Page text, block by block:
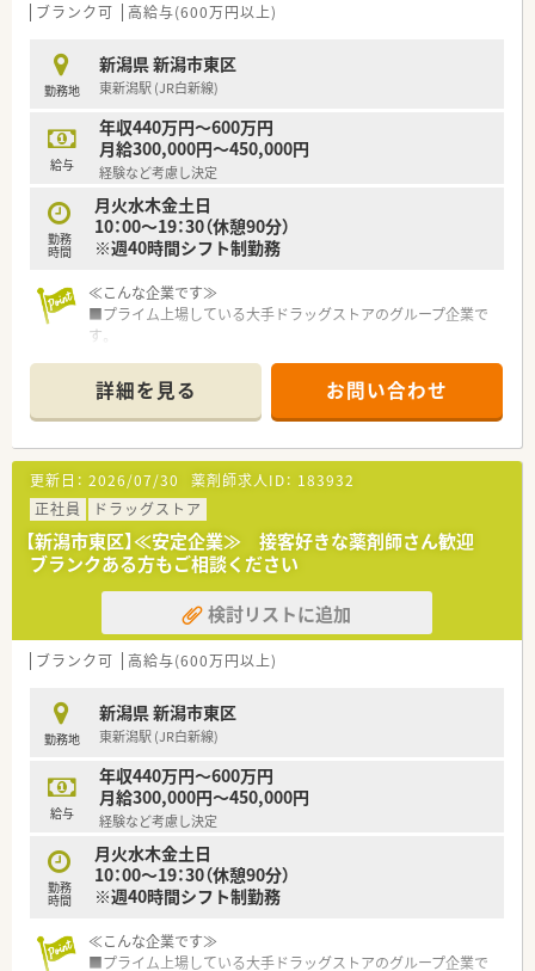
ブランク可 高給与(600万円以上)
勤務地
新潟県 新潟市東区
東新潟駅 (JR白新線)
給与
年収440万円～600万円
月給300,000円～450,000円
経験など考慮し決定
勤務
時間
月火水木金土日
10：00～19：30（休憩90分）
※週40時間シフト制勤務
≪こんな企業です≫
■プライム上場している大手ドラッグストアのグループ企業で
す。
■新潟県と福島県にて64店舗展開しています。
≪働く環境について≫
■メインの業務はOTC販売です。患者様からの相談やカウンセ
リングを行い商品提案を行います。
■レジ業務は専門の方にお任せして、OTC販売や医薬品補充、売
り場作りに専念出来ます。
■勤務時間は10：00～19：30（休憩90分）で朝はゆっくり出勤出
来ます。
■休みはシフトにより週休2日で年間休日110日あります。
■残業は月3時間程度でほぼ定時で帰ることが出来ます。
≪こんな方におすすめ≫
■安定した企業で長期就業したい方
■プライベートの時間もしっかり確保したい方
詳細を見る お問い合わせ
更新日： 2026/07/30 薬剤師求人ID： 183932
正社員
ドラッグストア
【新潟市東区】≪安定企業≫ 接客好きな薬剤師さん歓迎
ブランクある方もご相談ください
検討リストに追加
ブランク可 高給与(600万円以上)
勤務地
新潟県 新潟市東区
東新潟駅 (JR白新線)
給与
年収440万円～600万円
月給300,000円～450,000円
経験など考慮し決定
勤務
時間
月火水木金土日
10：00～19：30（休憩90分）
※週40時間シフト制勤務
≪こんな企業です≫
■プライム上場している大手ドラッグストアのグループ企業で